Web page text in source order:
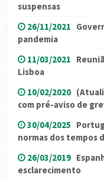
suspensas
26/11/2021
pandemia
11/03/2021
Lisboa
10/02/2020
com pré-aviso de
30/04/2025
normas dos tempos
26/03/2019
esclarecimento